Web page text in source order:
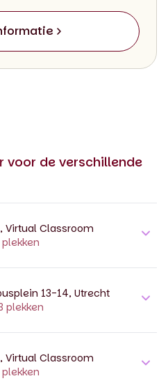
voor de verschillende
Virtual Classroom
plekken
13-14, Utrecht
plekken
Virtual Classroom
plekken